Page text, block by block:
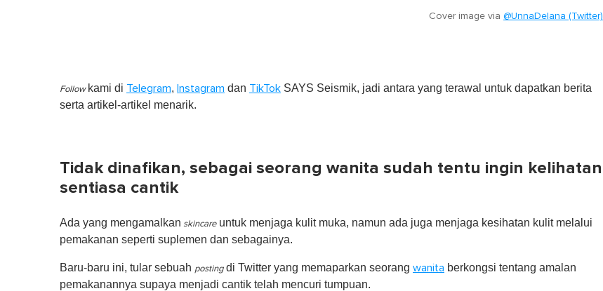
Cover image via @UnnaDelana (Twitter)
Follow kami di Telegram, Instagram dan TikTok SAYS Seismik, jadi antara yang terawal untuk dapatkan berita
serta artikel-artikel menarik.
Tidak dinafikan, sebagai seorang wanita sudah tentu ingin kelihatan
sentiasa cantik
Ada yang mengamalkan skincareuntuk menjaga kulit muka, namun ada juga menjaga kesihatan kulit melalui
pemakanan seperti suplemen dan sebagainya.
Baru-baru ini, tular sebuah postingdi Twitter yang memaparkan seorang wanita berkongsi tentang amalan
pemakanannya supaya menjadi cantik telah mencuri tumpuan.